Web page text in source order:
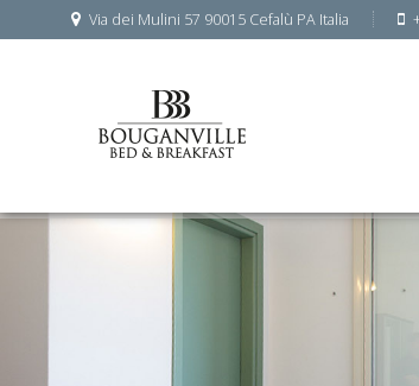
Via dei Mulini 57 90015 Cefalù PA Italia